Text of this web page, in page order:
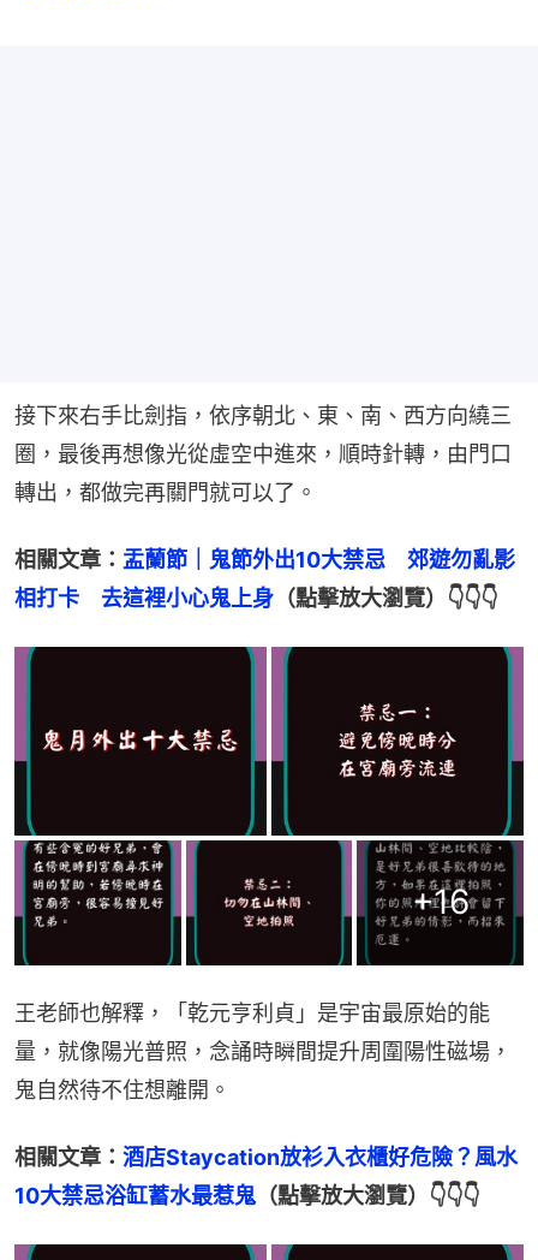
接下來右手比劍指，依序朝北、東、南、西方向繞三
圈，最後再想像光從虛空中進來，順時針轉，由門口
轉出，都做完再關門就可以了。
相關文章： 盂蘭節｜鬼節外出10大禁忌　郊遊勿亂影
相打卡　去這裡小心鬼上身 （點擊放大瀏覽）👇👇👇
+16
王老師也解釋，「乾元亨利貞」是宇宙最原始的能
量，就像陽光普照，念誦時瞬間提升周圍陽性磁場，
鬼自然待不住想離開。
相關文章： 酒店Staycation放衫入衣櫃好危險？風水
10大禁忌浴缸蓄水最惹鬼（點擊放大瀏覽）👇👇👇